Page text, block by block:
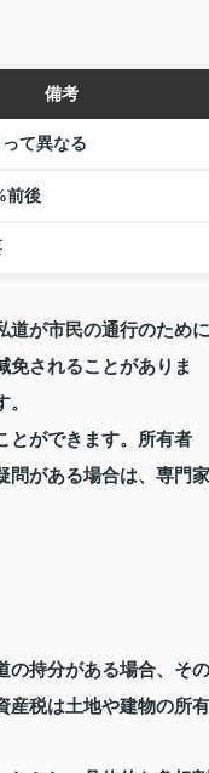
備考
て異なる
前後
道が市民の通行のために
免されることがありま
とができます。所有者
問がある場合は、専門家
の持分がある場合、その
産税は土地や建物の所有